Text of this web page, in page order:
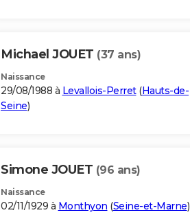
Michael JOUET (37 ans)
Naissance
29/08/1988 à Levallois-Perret(Hauts-de-
Seine)
Simone JOUET (96 ans)
Naissance
02/11/1929 à Monthyon (Seine-et-Marne)